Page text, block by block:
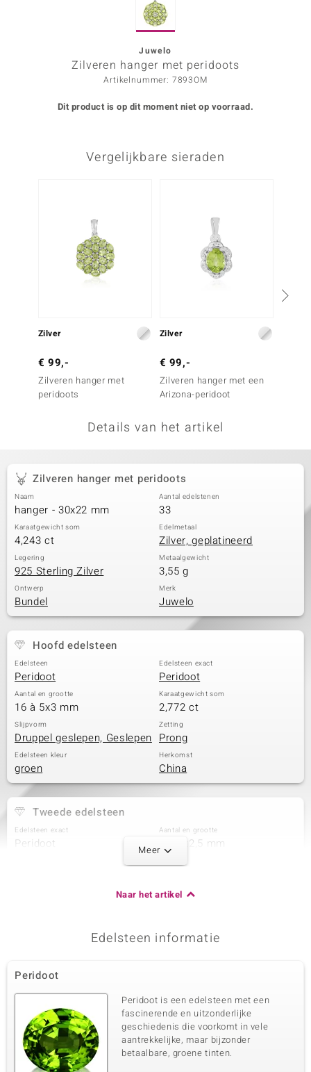
Juwelo
Zilveren hanger met peridoots
Artikelnummer: 7893OM
Dit product is op dit moment niet op voorraad.
Vergelijkbare sieraden
Zilver
€ 99,-
Zilveren hanger met
peridoots
Zilver
€ 99,-
Zilveren hanger met een
Arizona-peridoot
Details van het artikel
Zilveren hanger met peridoots
Naam
hanger - 30x22 mm
Aantal edelstenen
33
Karaatgewicht som
4,243 ct
Edelmetaal
Zilver, geplatineerd
Legering
925 Sterling Zilver
Metaalgewicht
3,55 g
Ontwerp
Bundel
Merk
Juwelo
Hoofd edelsteen
Edelsteen
Peridoot
Edelsteen exact
Peridoot
Aantal en grootte
16 à 5x3 mm
Karaatgewicht som
2,772 ct
Slijpvorm
Druppel geslepen, Geslepen
Zetting
Prong
Edelsteen kleur
groen
Herkomst
China
Tweede edelsteen
Edelsteen exact
Peridoot
Aantal en grootte
8 à 5x2,5 mm
Herkomst
Peridoot
Karaatgewicht som
0,319 ct
Slijpvorm
Rond geslepen
Zetting
Prong
Herkomst
China
Meer
Naar het artikel
Edelsteen informatie
Peridoot
Peridoot is een edelsteen met een
fascinerende en uitzonderlijke
geschiedenis die voorkomt in vele
aantrekkelijke, maar bijzonder
betaalbare, groene tinten.